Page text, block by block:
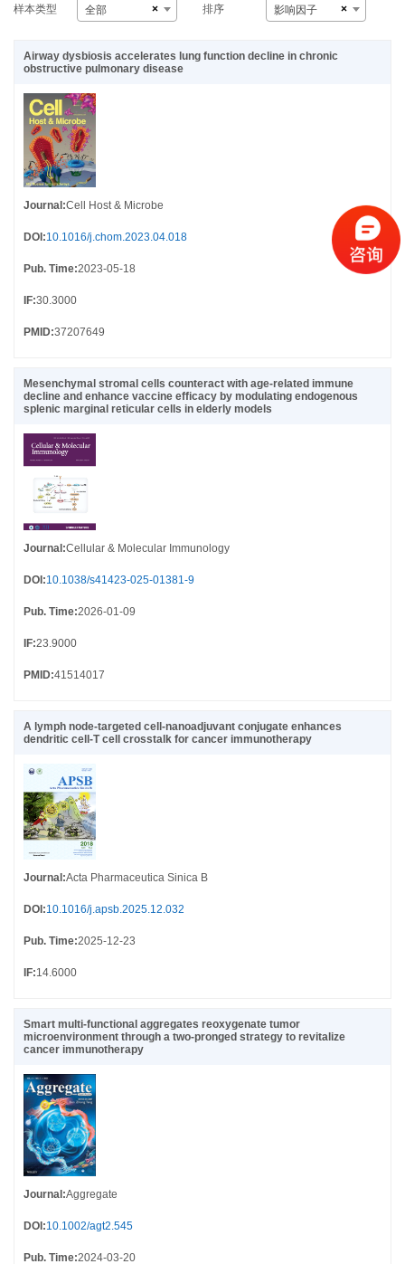
样本类型 ×
全部 排序 ×
影响因子
Airway dysbiosis accelerates lung function decline in chronic
obstructive pulmonary disease
Journal :Cell Host & Microbe
DOI :10.1016/j.chom.2023.04.018
Pub. Time:2023-05-18
IF:30.3000
PMID:37207649
Mesenchymal stromal cells counteract with age-related immune
decline and enhance vaccine efficacy by modulating endogenous
splenic marginal reticular cells in elderly models
Journal:Cellular & Molecular Immunology
DOI:10.1038/s41423-025-01381-9
Pub. Time:2026-01-09
IF:23.9000
PMID:41514017
A lymph node-targeted cell-nanoadjuvant conjugate enhances
dendritic cell-T cell crosstalk for cancer immunotherapy
Journal :Acta Pharmaceutica Sinica B
DOI :10.1016/j.apsb.2025.12.032
Pub. Time:2025-12-23
IF:14.6000
Smart multi-functional aggregates reoxygenate tumor
microenvironment through a two-pronged strategy to revitalize
cancer immunotherapy
Journal :Aggregate
DOI :10.1002/agt2.545
Pub. Time:2024-03-20